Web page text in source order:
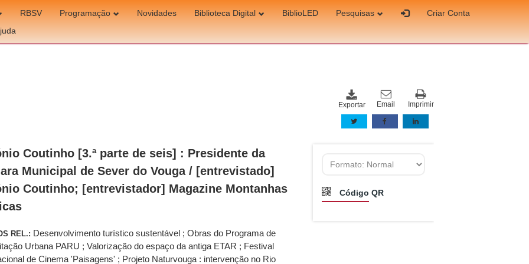
RBSV Programação Novidades Biblioteca Digital BiblioLED Pesquisas
Criar Conta
Imprimir
Email
Exportar
Coutinho [3.ª parte de seis] : Presidente da
Municipal de Sever do Vouga / [entrevistado]
Coutinho; [entrevistador] Magazine Montanhas
REL.: Desenvolvimento turístico sustentável ; Obras do Programa de
Urbana PARU ; Valorização do espaço da antiga ETAR ; Festival
de Cinema 'Paisagens' ; Projeto Naturvouga : intervenção no Rio
Código QR